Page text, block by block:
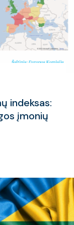
indeksas:
įmonių